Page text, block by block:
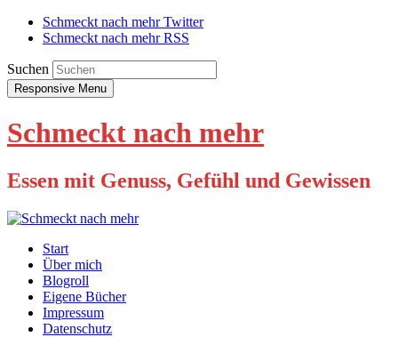
Schmeckt nach mehr Twitter
Schmeckt nach mehr RSS
Suchen
Responsive Menu
Schmeckt nach mehr
Essen mit Genuss, Gefühl und Gewissen
Start
Über mich
Blogroll
Eigene Bücher
Impressum
Datenschutz